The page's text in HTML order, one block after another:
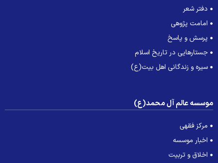
دفتر شعر
امامت پژوهی
پرسش و پاسخ
جستارهایی در تاریخ اسلام
سیره و زندگانی اهل بیت(ع)
عالم آل محمد(ع)
مرکز فقهی
اخبار موسسه
اخلاق و تربیت